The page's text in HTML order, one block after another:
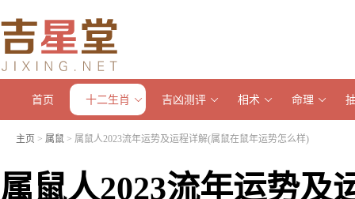
首页 十二生肖 吉凶测评 相术 命理
主页 > 属鼠 > 属鼠人2023流年运势及运程详解(属鼠在鼠年运势怎么样)
属鼠人2023流年运势及